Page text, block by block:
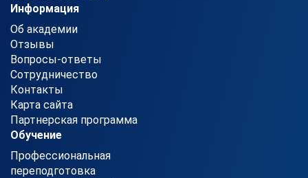
Информация
Об академии
Отзывы
Вопросы-ответы
Сотрудничество
Контакты
Карта сайта
Партнерская программа
Обучение
Профессиональная
переподготовка